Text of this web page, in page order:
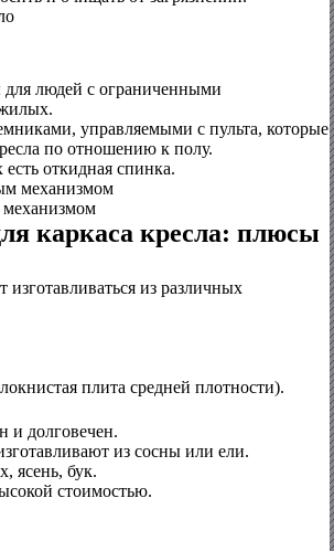
для людей с ограниченными
управляемыми с пульта, которые
по отношению к полу.
откидная спинка.
каркаса кресла: плюсы
изготавливаться из различных
плита средней плотности).
и долговечен.
из сосны или ели.
ясень, бук.
стоимостью.